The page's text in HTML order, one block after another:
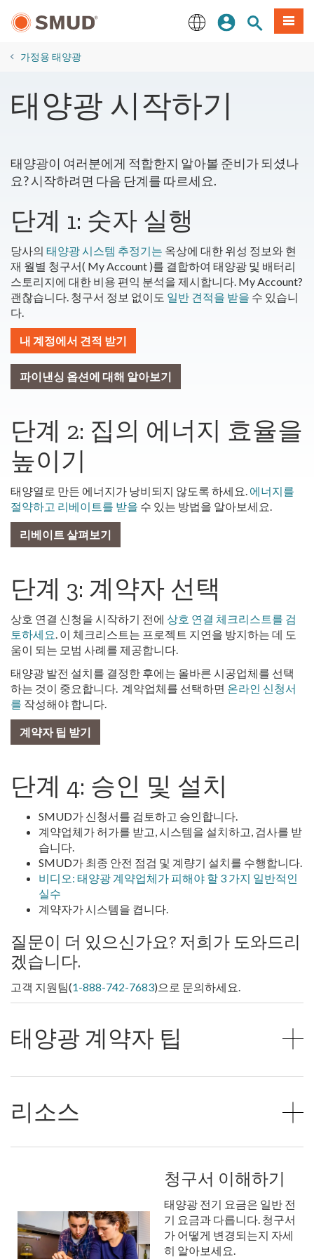
로그인사이트 검색
메뉴
​가정용 태양광
태양광 시작하기
태양광이 여러분에게 적합한지 알아볼 준비가 되셨나
요? 시작하려면 다음 단계를 따르세요.
단계 1: 숫자 실행
당사의 태양광 시스템 추정기는 옥상에 대한 위성 정보와 현
재 월별 청구서( My Account )를 결합하여 태양광 및 배터리
스토리지에 대한 비용 편익 분석을 제시합니다. My Account?
괜찮습니다. 청구서 정보 없이도 일반 견적을 받을 수 있습니
다.
내 계정에서 견적 받기
파이낸싱 옵션에 대해 알아보기
단계 2: 집의 에너지 효율을
높이기
태양열로 만든 에너지가 낭비되지 않도록 하세요. 에너지를
절약하고 리베이트를 받을 수 있는 방법을 알아보세요.
리베이트 살펴보기
단계 3: 계약자 선택
상호 연결 신청을 시작하기 전에 상호 연결 체크리스트를 검
토하세요. 이 체크리스트는 프로젝트 지연을 방지하는 데 도
움이 되는 모범 사례를 제공합니다.
태양광 발전 설치를 결정한 후에는 올바른 시공업체를 선택
하는 것이 중요합니다. 계약업체를 선택하면 온라인 신청서
를 작성해야 합니다.
계약자 팁 받기
단계 4: 승인 및 설치
SMUD가 신청서를 검토하고 승인합니다.
계약업체가 허가를 받고, 시스템을 설치하고, 검사를 받
습니다.
SMUD가 최종 안전 점검 및 계량기 설치를 수행합니다.
비디오: 태양광 계약업체가 피해야 할 3 가지 일반적인
실수
계약자가 시스템을 켭니다.
질문이 더 있으신가요? 저희가 도와드리
겠습니다.
고객 지원팀(1-888-742-7683)으로 문의하세요.
태양광 계약자 팁
리소스
청구서 이해하기
태양광 전기 요금은 일반 전
기 요금과 다릅니다. 청구서
가 어떻게 변경되는지 자세
히 알아보세요.